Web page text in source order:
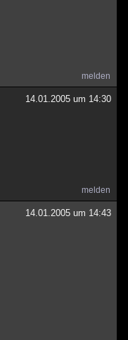
melden
14.01.2005 um 14:30
melden
14.01.2005 um 14:43